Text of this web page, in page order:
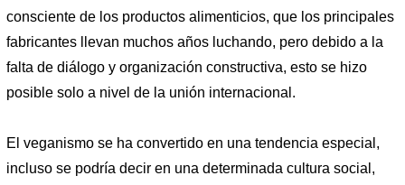
consciente de los productos alimenticios, que los principales
fabricantes llevan muchos años luchando, pero debido a la
falta de diálogo y organización constructiva, esto se hizo
posible solo a nivel de la unión internacional.
El veganismo se ha convertido en una tendencia especial,
incluso se podría decir en una determinada cultura social,